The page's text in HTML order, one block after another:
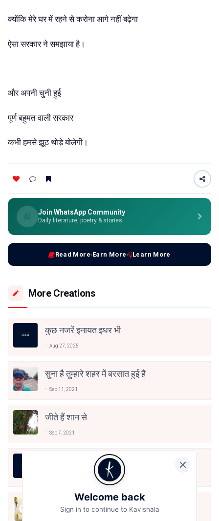
क्योंकि मेरे घर में रहने से करोना आगे नहीं बढ़ेगा
ऐसा सरकार ने समझाया है।
और अपनी चुनी हुई
पूर्ण बहुमत वाली सरकार
कभी हमसे झूठ थोड़े बोलेगी।
Join WhatsApp Community
Daily literature, poetry & stories
Read More Earn More Learn More
More Creations
कुछ नजरें इनायत इधर भी
Aug 27, 2025
सुना है तुम्हारे शहर में बरसात हुई है
Sep 11, 2021
जीते हैं शान से
Sep 7, 2021
इतना उजाला क्यों दिया ?
ऐसी भी क्या मजबूरी!
Welcome back
Sign in to continue to Kavishala